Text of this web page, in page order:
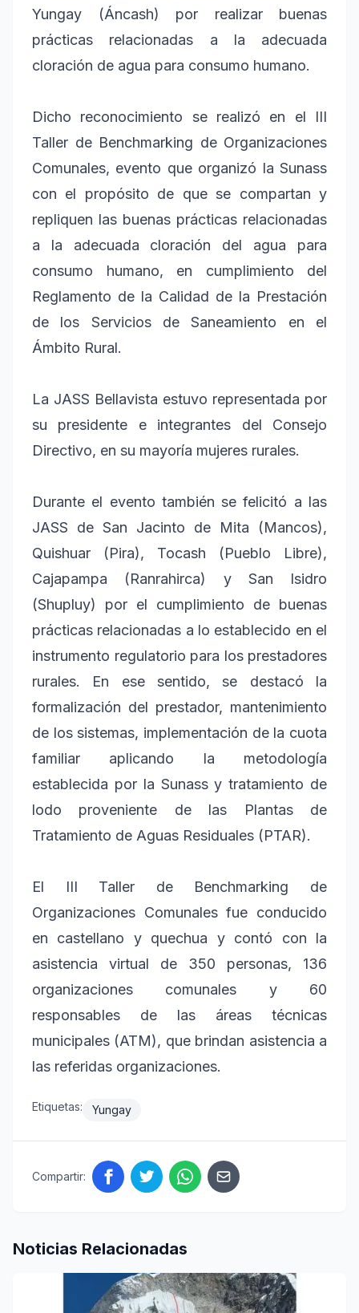
Yungay (Áncash) por realizar buenas
prácticas relacionadas a la adecuada
cloración de agua para consumo humano.
Dicho reconocimiento se realizó en el III
Taller de Benchmarking de Organizaciones
Comunales, evento que organizó la Sunass
con el propósito de que se compartan y
repliquen las buenas prácticas relacionadas
a la adecuada cloración del agua para
consumo humano, en cumplimiento del
Reglamento de la Calidad de la Prestación
de los Servicios de Saneamiento en el
Ámbito Rural.
La JASS Bellavista estuvo representada por
su presidente e integrantes del Consejo
Directivo, en su mayoría mujeres rurales.
Durante el evento también se felicitó a las
JASS de San Jacinto de Mita (Mancos),
Quishuar (Pira), Tocash (Pueblo Libre),
Cajapampa (Ranrahirca) y San Isidro
(Shupluy) por el cumplimiento de buenas
prácticas relacionadas a lo establecido en el
instrumento regulatorio para los prestadores
rurales. En ese sentido, se destacó la
formalización del prestador, mantenimiento
de los sistemas, implementación de la cuota
familiar aplicando la metodología
establecida por la Sunass y tratamiento de
lodo proveniente de las Plantas de
Tratamiento de Aguas Residuales (PTAR).
El III Taller de Benchmarking de
Organizaciones Comunales fue conducido
en castellano y quechua y contó con la
asistencia virtual de 350 personas, 136
organizaciones comunales y 60
responsables de las áreas técnicas
municipales (ATM), que brindan asistencia a
las referidas organizaciones.
Etiquetas: Yungay
Compartir:
Noticias Relacionadas